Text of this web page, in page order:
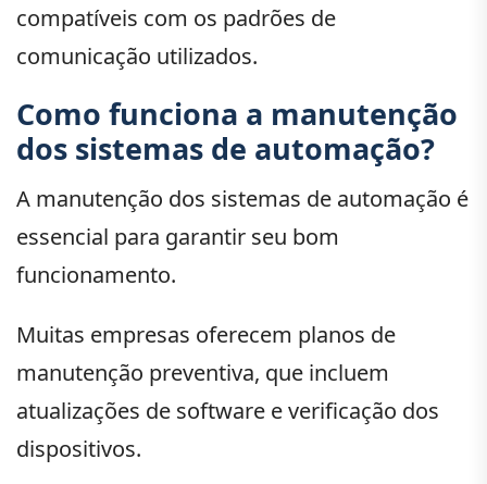
compatíveis com os padrões de
comunicação utilizados.
Como funciona a manutenção
dos sistemas de automação?
A manutenção dos sistemas de automação é
essencial para garantir seu bom
funcionamento.
Muitas empresas oferecem planos de
manutenção preventiva, que incluem
atualizações de software e verificação dos
dispositivos.